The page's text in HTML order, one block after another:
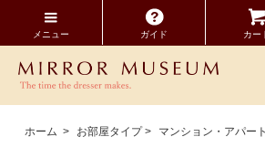
メニュー ガイド カー
ホーム > お部屋タイプ> マンション・アパート